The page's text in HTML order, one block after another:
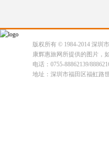
版权所有 © 1984-2014 深圳
康辉惠旅网所提供的图片，
电话：0755-88862139/
地址：深圳市福田区福虹路